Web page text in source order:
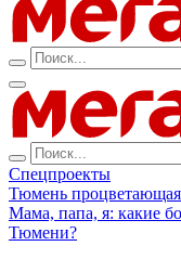
Спецпроекты
Тюмень процветающая
Мама, папа, я: какие
Тюмени?